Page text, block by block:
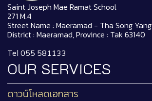
Saint Joseph Mae Ramat School
271 M.4
Street Name : Maeramad - Tha Song Yang
District : Maeramad, Province : Tak 63140
Tel 055 581133
OUR SERVICES
ดาวน์โหลดเอกสาร